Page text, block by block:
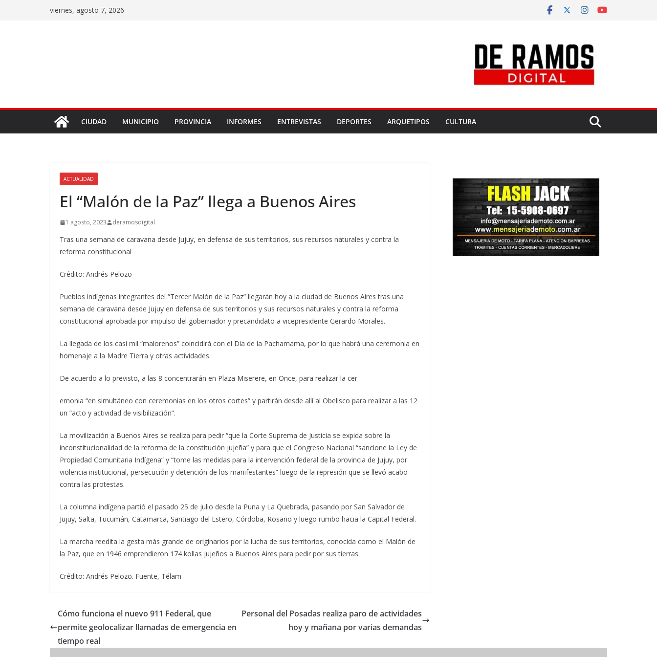
viernes, agosto 7, 2026
CIUDAD MUNICIPIO PROVINCIA INFORMES ENTREVISTAS DEPORTES ARQUETIPOS CULTURA
ACTUALIDAD
El “Malón de la Paz” llega a Buenos Aires
1 agosto, 2023 deramosdigital
Tras una semana de caravana desde Jujuy, en defensa de sus territorios, sus recursos naturales y contra la
reforma constitucional
Crédito: Andrés Pelozo
Pueblos indígenas integrantes del “Tercer Malón de la Paz” llegarán hoy a la ciudad de Buenos Aires tras una
semana de caravana desde Jujuy en defensa de sus territorios y sus recursos naturales y contra la reforma
constitucional aprobada por impulso del gobernador y precandidato a vicepresidente Gerardo Morales.
La llegada de los casi mil “malorenos” coincidirá con el Día de la Pachamama, por lo que habrá una ceremonia en
homenaje a la Madre Tierra y otras actividades.
De acuerdo a lo previsto, a las 8 concentrarán en Plaza Miserere, en Once, para realizar la cer
emonia “en simultáneo con ceremonias en los otros cortes” y partirán desde allí al Obelisco para realizar a las 12
un “acto y actividad de visibilización”.
La movilización a Buenos Aires se realiza para pedir “que la Corte Suprema de Justicia se expida sobre la
inconstitucionalidad de la reforma de la constitución jujeña” y para que el Congreso Nacional “sancione la Ley de
Propiedad Comunitaria Indígena” y “tome las medidas para la intervención federal de la provincia de Jujuy, por
violencia institucional, persecución y detención de los manifestantes” luego de la represión que se llevó acabo
contra las protestas.
La columna indígena partió el pasado 25 de julio desde la Puna y La Quebrada, pasando por San Salvador de
Jujuy, Salta, Tucumán, Catamarca, Santiago del Estero, Córdoba, Rosario y luego rumbo hacia la Capital Federal.
La marcha reedita la gesta más grande de originarios por la lucha de sus territorios, conocida como el Malón de
la Paz, que en 1946 emprendieron 174 kollas jujeños a Buenos Aires para pedir por sus tierras.
Crédito: Andrés Pelozo. Fuente, Télam
Cómo funciona el nuevo 911 Federal, que
permite geolocalizar llamadas de emergencia en
tiempo real
Personal del Posadas realiza paro de actividades
hoy y mañana por varias demandas